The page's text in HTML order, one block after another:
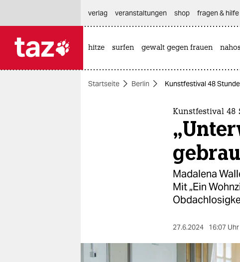
themen
nord
verlag
veranstaltungen shop fragen & hilfe
hitze surfen gewalt gegen frauen
Startseite Berlin Kunstfestival 48
Kunstfestival 48
Madalena
Mit „Ein
27.6.2024 16:07 Uhr